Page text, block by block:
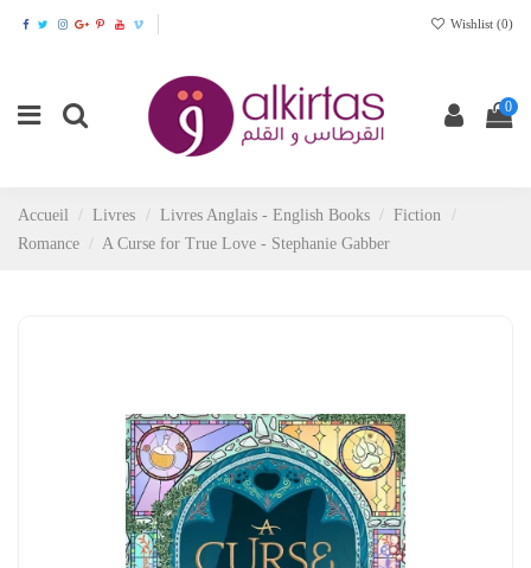
Wishlist (0)
0
Accueil Livres Livres Anglais - English Books
Fiction
Romance
A Curse for True Love - Stephanie Gabber